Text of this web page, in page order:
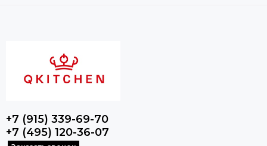
+7 (915) 339-69-70
+7 (495) 120-36-07